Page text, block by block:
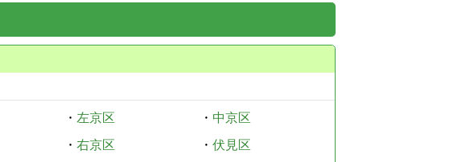
・ 左京区 ・ 中京区
・ 右京区 ・ 伏見区